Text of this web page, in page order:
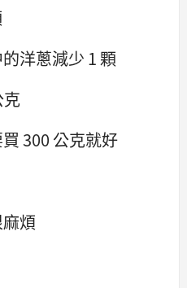
洋蔥減少 1 顆
300 公克就好
煩